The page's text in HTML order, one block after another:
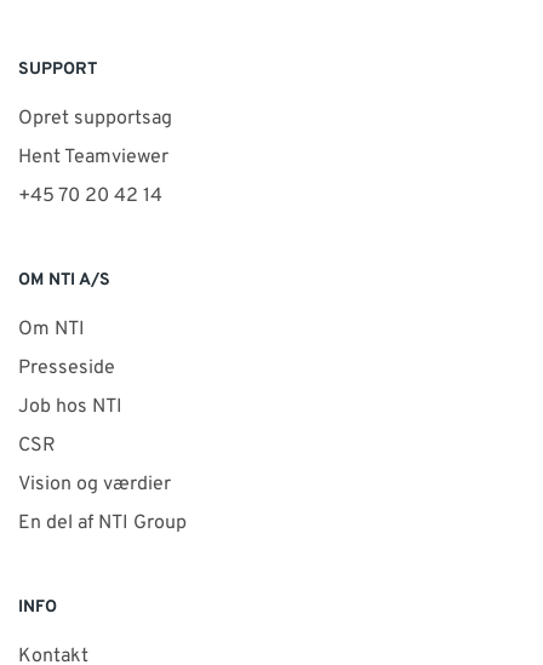
SUPPORT
Opret supportsag
Hent Teamviewer
+45 70 20 42 14
OM NTI A/S
Om NTI
Presseside
Job hos NTI
CSR
Vision og værdier
En del af NTI Group
INFO
Kontakt